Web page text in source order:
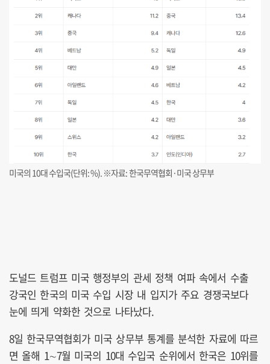
미국의 10대 수입국(단위: %). ※자료: 한국무역협회·미국 상무부
도널드 트럼프 미국 행정부의 관세 정책 여파 속에서 수출
강국인 한국의 미국 수입 시장 내 입지가 주요 경쟁국보다
눈에 띄게 약화한 것으로 나타났다.
8일 한국무역협회가 미국 상무부 통계를 분석한 자료에 따르
면 올해 1∼7월 미국의 10대 수입국 순위에서 한국은 10위를